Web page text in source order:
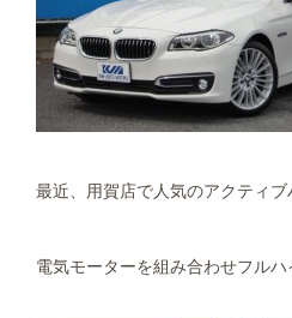
最近、用賀店で人気のアクティ
電気モーターを組み合わせフル